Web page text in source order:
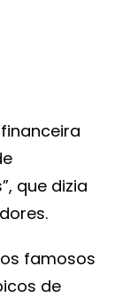
que dizia
famosos
de